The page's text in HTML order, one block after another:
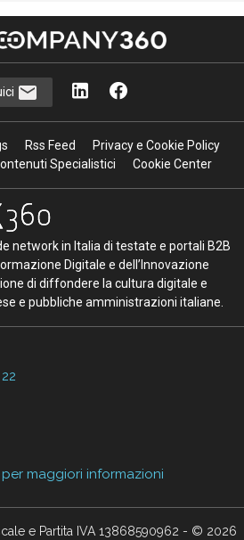
Rss Feed
Privacy e Cookie Policy
Specialistici
Cookie Center
network in Italia di testate e portali B2B
Digitale e dell’Innovazione
di diffondere la cultura digitale e
e pubbliche amministrazioni italiane.
maggiori informazioni
e Partita IVA 13868590962 - © 2026